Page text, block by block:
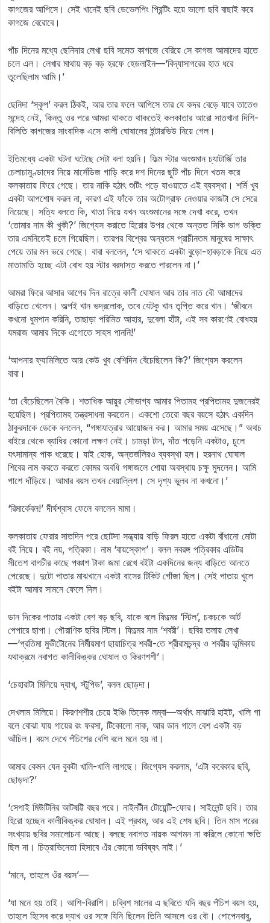
কাগজের আপিসে। সেই খানেই ছবি ডেভেলপিং প্রিন্টিং হয়ে ভালো ছবি বাছাই করে
কাগজে বেরোবে।
পাঁচ দিনের মধ্যে ছেনিদার লেখা ছবি সমেত কাগজে বেরিয়ে সে কাগজ আমাদের হাতে
চলে এল। লেখার মাথায় বড় বড় হরফে হেডলাইন—‘বিদ্যাসাগরের হাত ধরে
তুলেছিলাম আমি।’
ছেনিদা ‘স্কূপ’ করল ঠিকই, আর তার ফলে আপিসে তার যে কদর বেড়ে যাবে তাতেও
সন্দেহ নেই, কিন্তু ওর পরে আমরা থাকতে থাকতেই কলকাতার আরো সাতখানা দিশি-
বিলিতি কাগজের সাংবাদিক এসে কালী ঘোষালের ইন্টারভিউ নিয়ে গেল।
ইতিমধ্যে একটা ঘটনা ঘটেছে সেটা বলা হয়নি। ফিল্ম স্টার অংশুমান চ্যাটার্জি তার
চেলাচামুণ্ডাদের নিয়ে মার্সেডিজ গাড়ি করে দশ দিনের ছুটি পাঁচ দিনে খতম করে
কলকাতায় ফিরে গেছে। তার নাকি হঠাৎ শুটিং পড়ে যাওয়াতে এই ব্যবস্থা। শর্মি খুব
একটা আপশোষ করল না, কারণ এই ফাঁকে তার অটোগ্রাফ নেওয়ার কাজটা সে সেরে
নিয়েছে। সত্যি বলতে কি, খাতা নিয়ে যখন অংশুমানের সঙ্গে দেখা করে, তখন
‘তোমার নাম কী খুকী?’ জিগ্যেস করাতে হিরোর উপর থেকে অন্তত সিকি ভাগ ভক্তি
তার এমনিতেই চলে গিয়েছিল। তারপর বিশ্বের অন্যতম প্রাচীনতম মানুষের সাক্ষাৎ
পেয়ে তার মন ভরে গেছে। বাবা বললেন, ‘সে থাকতে একটা বুড়ো-হাবড়াকে নিয়ে এত
মাতামাতি হচ্ছে এটা বোধ হয় স্টার বরদাস্ত করতে পারলেন না।’
আমরা ফিরে আসার আগের দিন রাত্রে কালী ঘোষাল আর তার নাত বৌ আমাদের
বাড়িতে খেলেন। অল্পই খান ভদ্রলোক, তবে যেটকু খান তৃপ্তি করে খান। ‘জীবনে
কখনো ধুমপান করিনি, তাছাড়া পরিমিত আহার, দুবেলা হাঁটা, এই সব কারণেই বোধহয়
যমরাজ আমার দিকে এগোতে সাহস পাননি!’
‘আপনার ফ্যামিলিতে আর কেউ খুব বেশিদিন বেঁচেছিলেন কি?’ জিগ্যেস করলেন
বাবা।
‘তা বেঁচেছিলেন বৈকি। শতাধিক আয়ুর সৌভাগ্য আমার পিতামহ প্রপিতামহ দুজনেরই
হয়েছিল। প্রপিতামহ তন্ত্রসাধনা করতেন। একশো তেরো বছর বয়সে হঠাৎ একদিন
ঠাকুরদাকে ডেকে বললেন, “গঙ্গাযাত্রার আয়োজন কর। আমার সময় এসেছে।” অথচ
বাইরে থেকে ব্যাধির কোনো লক্ষণ নেই। চামড়া টান, দাঁত পড়েনি একটাও, চুলে
যৎসামান্য পাক ধরেছে। যাই হোক, অন্তর্জলিরও ব্যবস্থা হল। হরনাথ ঘোষাল
শিবের নাম করতে করতে কোমর অবধি গঙ্গাজলে শোয়া অবস্থায় চক্ষু মুদলেন। আমি
পাশে দাঁড়িয়ে। আমার বয়স তখন বেয়াল্লিশ। সে দৃশ্য ভুলব না কখনো।’
‘রিমার্কেবল!’ দীর্ঘশ্বাস ফেলে বললেন মামা।
কলকাতায় ফেরার সাতদিন পরে ছোটদা সন্ধ্যায় বাড়ি ফিরল হাতে একটা বাঁধানো মোটা
বই নিয়ে। বই নয়, পত্রিকা। নাম ‘বায়স্কোপ’। বলল নবরঙ্গ পত্রিকার এডিটর
সীতেশ বাগচীর কাছে পঞ্চাশ টাকা জমা রেখে বইটা একদিনের জন্য বাড়িতে আনতে
পেরেছে। দুটো পাতার মাঝখানে একটা বাসের টিকিট গোঁজা ছিল। সেই পাতায় খুলে
বইটা আমার সামনে ফেলে দিল।
ডান দিকের পাতায় একটা বেশ বড় ছবি, যাকে বলে ফিল্মের ‘স্টিল’, চকচকে আর্ট
পেপারে ছাপা। পৌরাণিক ছবির স্টিল। ফিল্মের নাম ‘শবরী’। ছবির তলায় লেখা
—‘প্রতিমা মুভীটোনের নির্মীয়মাণ ছায়াচিত্র শবরী-তে শ্রীরামচন্দ্র ও শবরীর ভূমিকায়
যথাক্রমে নবাগত কালীকিঙ্কর ঘোষাল ও কিরণশশী’।
‘চেহারাটা মিলিয়ে দ্যাখ, স্টুপিড’, বলল ছোড়দা।
দেখলাম মিলিয়ে। কিরণশশীর চেয়ে ইঞ্চি তিনেক লম্বা—অর্থাৎ মাঝারি হাইট, খালি গা
বলে বোঝা যায় গায়ের রং ফরসা, টিকোলো নাক, আর ডান গালে বেশ একটা বড়
আঁচিল। বয়স দেখে পঁচিশের বেশি বলে মনে হয় না।
আমার কেমন যেন বুকটা খালি-খালি লাগছে। জিগ্যেস করলাম, ‘এটা কবেকার ছবি,
ছোড়দা?’
‘সেপাই মিউটিনির আটষট্টি বছর পরে। নাইনটীন টোয়েন্টি-ফোর। সাইলেন্ট ছবি। তার
হিরো হচ্ছেন কালীকিঙ্কর ঘোষাল। এই প্রথম, আর এই শেষ ছবি। তিন মাস পরের
সংখ্যায় ছবির সমালোচনা আছে। বলছে নবাগত নায়ক আগমন না করিলে কোনো ক্ষতি
ছিল না। চিত্রাভিনেতা হিসাবে এঁর কোনো ভবিষ্যৎ নাই।’
‘মানে, তাহলে ওঁর বয়স’—
‘যা মনে হয় তাই। আশি-বিরাশি। চব্বিশ সালের এ ছবিতে যদি বছর পঁচিশ বয়স হয়,
তাহলে হিসেব করে দ্যাখ ওর সঙ্গে যিনি ছিলেন তিনি আসলে ওর বৌ। গোপেনবাবু,